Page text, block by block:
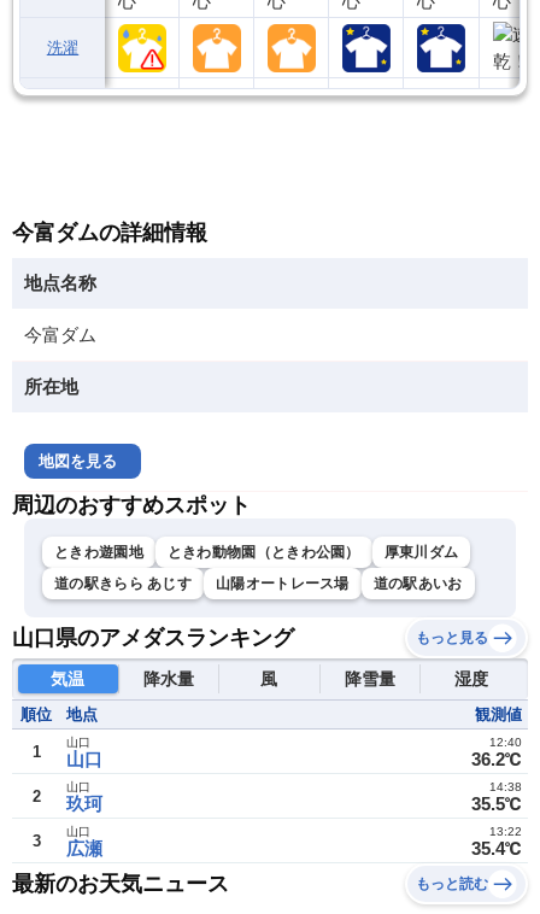
洗濯
今富ダムの詳細情報
地点名称
今富ダム
所在地
地図を見る
周辺のおすすめスポット
ときわ遊園地 ときわ動物園（ときわ公園）
厚東川ダム
道の駅きらら あじす
山陽オートレース場 道の駅あいお
山口県のアメダスランキング もっと見る
気温 降水量 風 降雪量 湿度
順位 地点 観測値
1 山口
山口
36.2℃
12:40
2 玖珂
山口
35.5℃
14:38
3 広瀬
山口
35.4℃
13:22
最新のお天気ニュース もっと読む